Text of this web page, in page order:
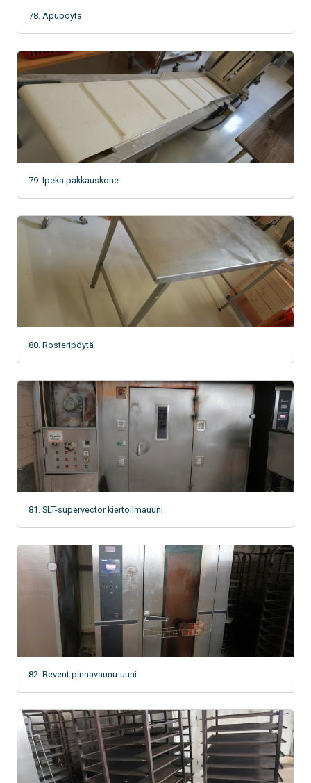
78. Apupöytä
79. Ipeka pakkauskone
80. Rosteripöytä
81. SLT-supervector kiertoilmauuni
82. Revent pinnavaunu-uuni